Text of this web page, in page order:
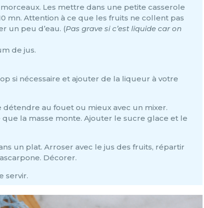
Les mettre dans une petite casserole
mn. Attention à ce que les fruits ne collent pas
un peu d’eau. (Pas grave si c’est liquide car on
de jus.
si nécessaire et ajouter de la liqueur à votre
au fouet ou mieux avec un mixer.
la masse monte. Ajouter le sucre glace et le
un plat. Arroser avec le jus des fruits, répartir
Décorer.
servir.